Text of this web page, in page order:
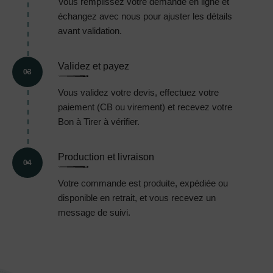
échangez avec nous pour ajuster les détails
avant validation.
03
Validez et payez
Vous validez votre devis, effectuez votre
paiement (CB ou virement) et recevez votre
Bon à Tirer à vérifier.
04
Production et livraison
Votre commande est produite, expédiée ou
disponible en retrait, et vous recevez un
message de suivi.